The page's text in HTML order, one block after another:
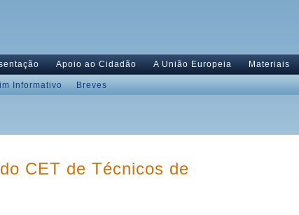
Apoio ao Cidadão A União Europeia Materiais
Informativo Breves
CET de Técnicos de